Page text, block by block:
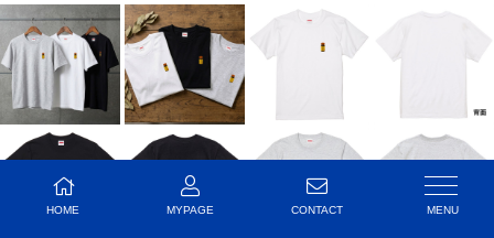
HOME MYPAGE CONTACT